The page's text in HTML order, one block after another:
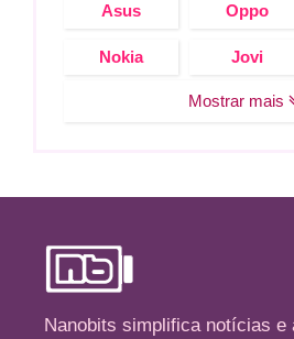
Asus Oppo
Nokia Jovi
Mostrar mais
Nanobits simplifica notícias e